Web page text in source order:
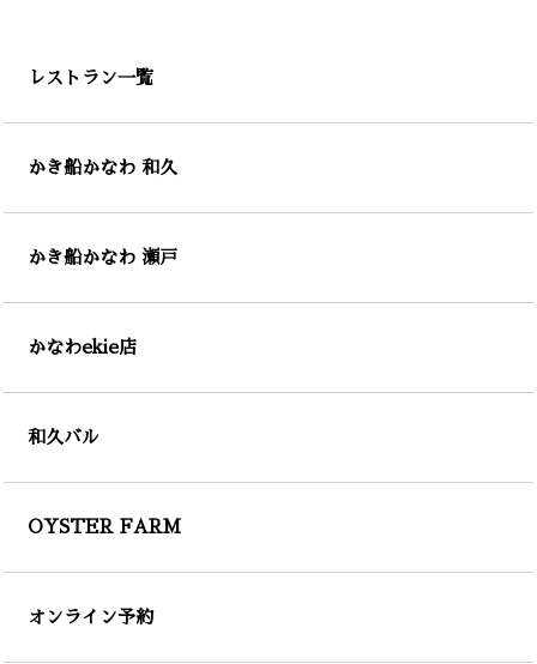
レストラン一覧
かき船かなわ 和久
かき船かなわ 瀬戸
かなわekie店
和久バル
OYSTER FARM
オンライン予約